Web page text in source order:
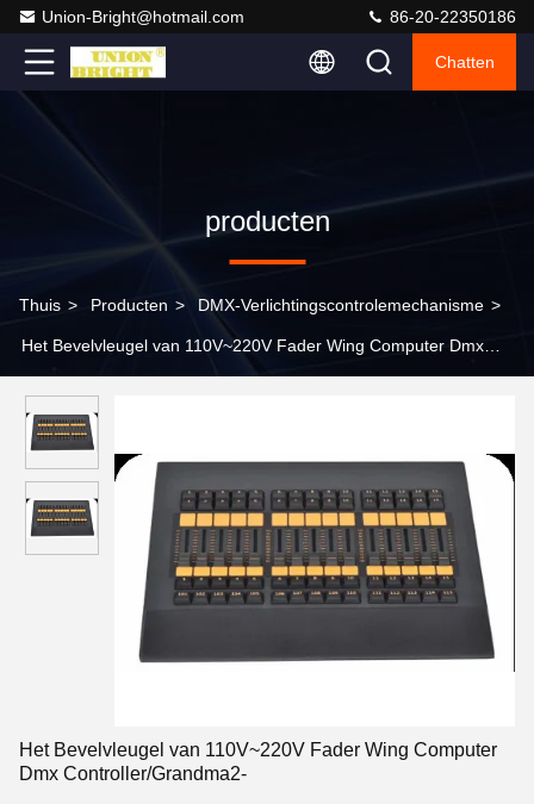
Union-Bright@hotmail.com 86-20-22350186
Chatten
producten
Thuis > Producten > DMX-Verlichtingscontrolemechanisme >
Het Bevelvleugel van 110V~220V Fader Wing Computer Dmx
Het Bevelvleugel van 110V~220V Fader Wing Computer
Dmx Controller/Grandma2-